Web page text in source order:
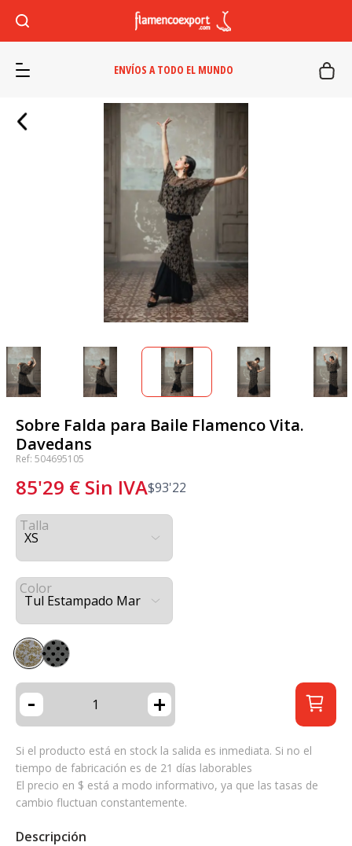
ENVÍOS A TODO EL MUNDO
Sobre Falda para Baile Flamenco Vita.
Davedans
Ref: 504695105
85'29 € Sin IVA$93'22
Talla
Color
- +
Si el producto está en stock la salida es inmediata. Si no el
tiempo de fabricación es de 21 días laborables
El precio en $ está a modo informativo, ya que las tasas de
cambio fluctuan constantemente.
Descripción